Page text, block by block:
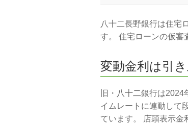
八十二長野銀行は住宅
す。 住宅ローンの仮審
変動金利は引
旧・八十二銀行は
イムレートに連動して
ています。 店頭表示金